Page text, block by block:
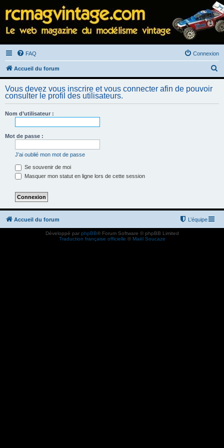
FAQ Connexion
Accueil du forum
e
h
Vous devez vous inscrire et vous connecter afin de pouvoir
consulter le profil des utilisateurs.
Nom d’utilisateur :
Mot de passe :
J’ai oublié mon mot de passe
Se souvenir de moi
Masquer mon statut en ligne lors de cette session
Accueil du forum L’équipe
Développé par phpBB® Forum Software © phpBB Limited
Traduction française officielle © Maël Soucaze